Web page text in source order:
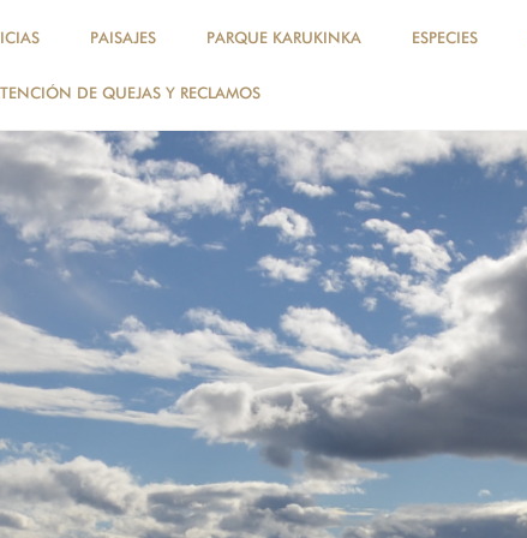
PAISAJES PARQUE KARUKINKA ESPECIES
DE QUEJAS Y RECLAMOS